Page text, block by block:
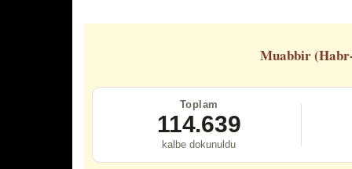
Muabbir
Toplam
114.639
kalbe dokunuldu